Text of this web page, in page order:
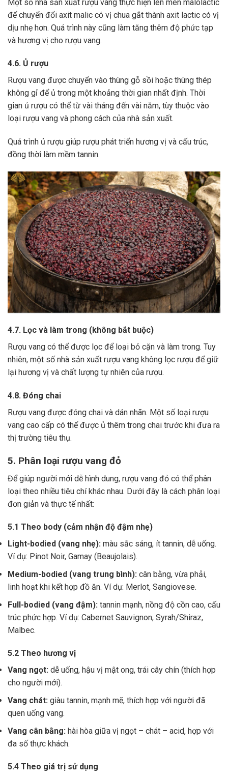
Một số nhà sản xuất rượu vang thực hiện lên men malolactic
để chuyển đổi axit malic có vị chua gắt thành axit lactic có vị
dịu nhẹ hơn. Quá trình này cũng làm tăng thêm độ phức tạp
và hương vị cho rượu vang.
4.6. Ủ rượu
Rượu vang được chuyển vào thùng gỗ sồi hoặc thùng thép
không gỉ để ủ trong một khoảng thời gian nhất định. Thời
gian ủ rượu có thể từ vài tháng đến vài năm, tùy thuộc vào
loại rượu vang và phong cách của nhà sản xuất.
Quá trình ủ rượu giúp rượu phát triển hương vị và cấu trúc,
đồng thời làm mềm tannin.
4.7. Lọc và làm trong (không bắt buộc)
Rượu vang có thể được lọc để loại bỏ cặn và làm trong. Tuy
nhiên, một số nhà sản xuất rượu vang không lọc rượu để giữ
lại hương vị và chất lượng tự nhiên của rượu.
4.8. Đóng chai
Rượu vang được đóng chai và dán nhãn. Một số loại rượu
vang cao cấp có thể được ủ thêm trong chai trước khi đưa ra
thị trường tiêu thụ.
5. Phân loại rượu vang đỏ
Để giúp người mới dễ hình dung, rượu vang đỏ có thể phân
loại theo nhiều tiêu chí khác nhau. Dưới đây là cách phân loại
đơn giản và thực tế nhất:
5.1 Theo body (cảm nhận độ đậm nhẹ)
Light-bodied (vang nhẹ): màu sắc sáng, ít tannin, dễ uống.
Ví dụ: Pinot Noir, Gamay (Beaujolais).
Medium-bodied (vang trung bình): cân bằng, vừa phải,
linh hoạt khi kết hợp đồ ăn. Ví dụ: Merlot, Sangiovese.
Full-bodied (vang đậm): tannin mạnh, nồng độ cồn cao, cấu
trúc phức hợp. Ví dụ: Cabernet Sauvignon, Syrah/Shiraz,
Malbec.
5.2 Theo hương vị
Vang ngọt: dễ uống, hậu vị mật ong, trái cây chín (thích hợp
cho người mới).
Vang chát: giàu tannin, mạnh mẽ, thích hợp với người đã
quen uống vang.
Vang cân bằng: hài hòa giữa vị ngọt – chát – acid, hợp với
đa số thực khách.
5.4 Theo giá trị sử dụng